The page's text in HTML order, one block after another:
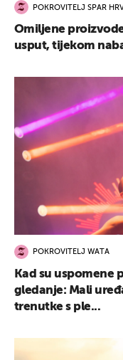
POKROVITELJ SPAR
Omiljene
usput, tijekom
POKROVITELJ WATA
Kad su uspomene
gledanje: Mali
trenutke s ple...